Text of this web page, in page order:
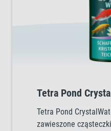
Tetra Pond
Tetra Pond
zawieszone